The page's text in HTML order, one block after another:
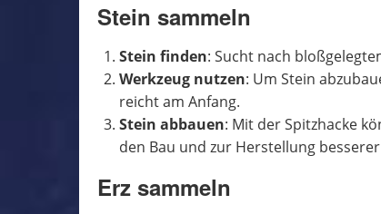
Stein sammeln
Stein finden: Sucht nach
Werkzeug nutzen: Um Stein
reicht am Anfang.
Stein abbauen: Mit der Spitzhacke
den Bau und zur Herstellung
Erz sammeln